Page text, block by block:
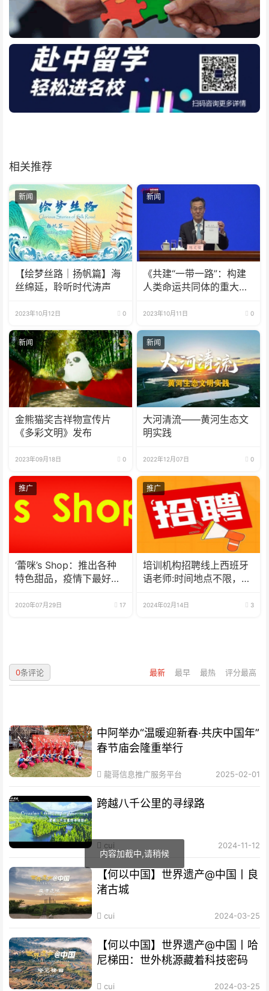
相关推荐
新闻
【绘梦丝路｜扬帆篇】海
丝绵延，聆听时代涛声
2023年10月12日 0
新闻
《共建“一带一路”：构建
人类命运共同体的重大实
2023年10月11日 0
新闻
金熊猫奖吉祥物宣传片
《多彩文明》发布
2023年09月18日 0
新闻
大河清流——黄河生态文
明实践
2022年12月07日 0
推广
‘蕾咪’s Shop：推出各种
特色甜品，疫情下最好的
2020年07月29日 17
推广
培训机构招聘线上西班牙
语老师:时间地点不限，可
2024年02月14日 3
最新 最早 最热 评分最高
0条评论
中阿举办“温暖迎新春·共庆中国年”
春节庙会隆重举行
龍哥信息推广服务平台 2025-02-01
跨越八千公里的寻绿路
cui 2024-11-12
【何以中国】世界遗产@中国丨良
渚古城
cui 2024-03-25
【何以中国】世界遗产@中国丨哈
尼梯田：世外桃源藏着科技密码
cui 2024-03-25
内容加截中,请稍候